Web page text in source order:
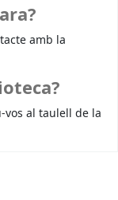
amb la
vos al taulell de la